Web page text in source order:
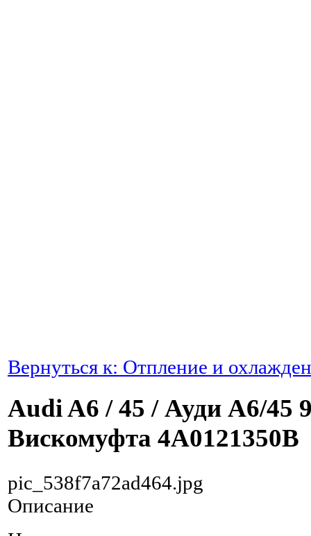
Вернуться к: Отпление и
Audi A6 / 45 / Ауди А6/45
Вискомуфта 4A0121350B
pic_538f7a72ad464.jpg
Описание